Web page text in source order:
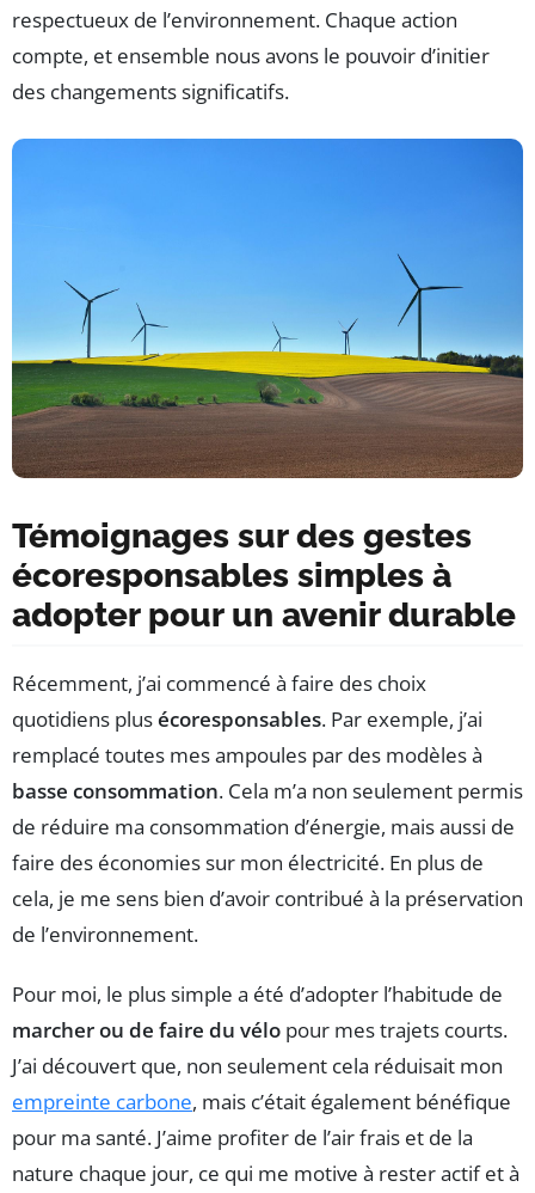
respectueux de l’environnement. Chaque action
compte, et ensemble nous avons le pouvoir d’initier
des changements significatifs.
Témoignages sur des gestes
écoresponsables simples à
adopter pour un avenir durable
Récemment, j’ai commencé à faire des choix
quotidiens plusécoresponsables. Par exemple, j’ai
remplacé toutes mes ampoules par des modèles à
basse consommation. Cela m’a non seulement permis
de réduire ma consommation d’énergie, mais aussi de
faire des économies sur mon électricité. En plus de
cela, je me sens bien d’avoir contribué à la préservation
de l’environnement.
Pour moi, le plus simple a été d’adopter l’habitude de
marcher ou de faire du vélo pour mes trajets courts.
J’ai découvert que, non seulement cela réduisait mon
empreinte carbone, mais c’était également bénéfique
pour ma santé. J’aime profiter de l’air frais et de la
nature chaque jour, ce qui me motive à rester actif et à